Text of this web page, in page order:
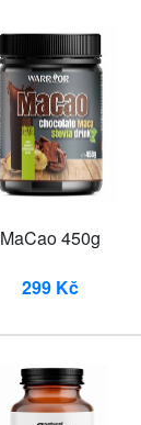
MaCao 450g
299 Kč